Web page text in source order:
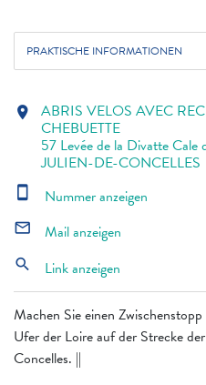
PRAKTISCHE INFORMATIONEN
Machen Sie einen
Ufer der Loire auf der Strecke
Concelles. ||
location_on ABRIS VELOS AVEC
CHEBUETTE
57 Levée de la Divatte
JULIEN-DE-CONCELLES
smartphone Nummer anzeigen
mail_outline Mail anzeigen
search Link anzeigen